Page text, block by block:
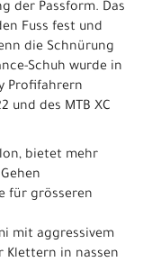
der Passform. Das
Fuss fest und
die Schnürung
Schuh wurde in
Profifahrern
und des MTB XC
bietet mehr
für grösseren
mit aggressivem
Klettern in nassen